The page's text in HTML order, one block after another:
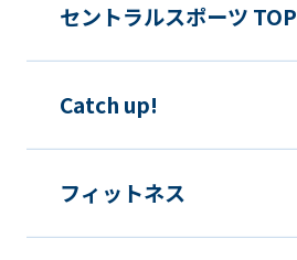
セントラルスポーツ TOP
Catch up!
フィットネス